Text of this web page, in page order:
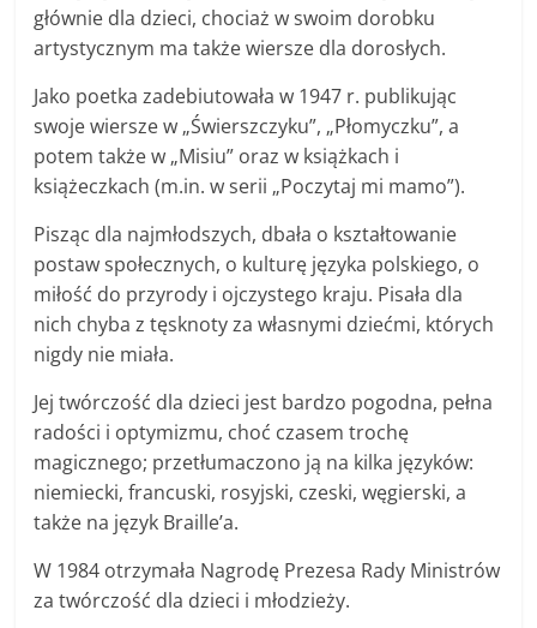
głównie dla dzieci, chociaż w swoim dorobku
artystycznym ma także wiersze dla dorosłych.
Jako poetka zadebiutowała w 1947 r. publikując
swoje wiersze w „Świerszczyku”, „Płomyczku”, a
potem także w „Misiu” oraz w książkach i
książeczkach (m.in. w serii „Poczytaj mi mamo”).
Pisząc dla najmłodszych, dbała o kształtowanie
postaw społecznych, o kulturę języka polskiego, o
miłość do przyrody i ojczystego kraju. Pisała dla
nich chyba z tęsknoty za własnymi dziećmi, których
nigdy nie miała.
Jej twórczość dla dzieci jest bardzo pogodna, pełna
radości i optymizmu, choć czasem trochę
magicznego; przetłumaczono ją na kilka języków:
niemiecki, francuski, rosyjski, czeski, węgierski, a
także na język Braille’a.
W 1984 otrzymała Nagrodę Prezesa Rady Ministrów
za twórczość dla dzieci i młodzieży.